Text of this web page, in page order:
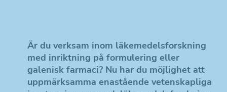
Är du verksam inom läkemedelsforskning
med inriktning på formulering eller
galenisk farmaci? Nu har du möjlighet att
uppmärksamma enastående vetenskapliga